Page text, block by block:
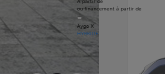
ou financement à partir de
Aygo X
HYBRIDE